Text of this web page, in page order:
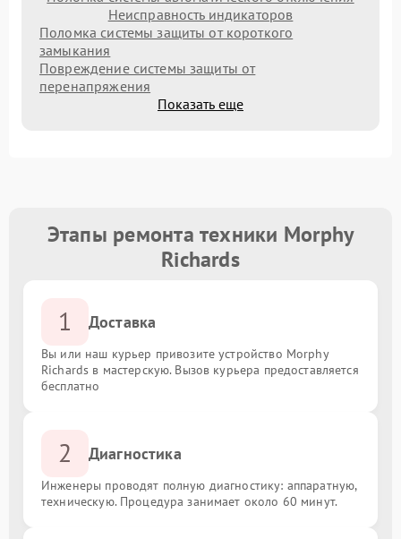
Неисправность индикаторов
Поломка системы защиты от короткого
замыкания
Повреждение системы защиты от
перенапряжения
Показать еще
Этапы ремонта техники Morphy
Richards
1 Доставка
Вы или наш курьер привозите устройство Morphy
Richards в мастерскую. Вызов курьера предоставляется
бесплатно
2 Диагностика
Инженеры проводят полную диагностику: аппаратную,
техническую. Процедура занимает около 60 минут.